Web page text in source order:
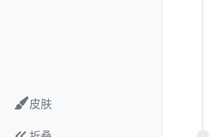
皮肤